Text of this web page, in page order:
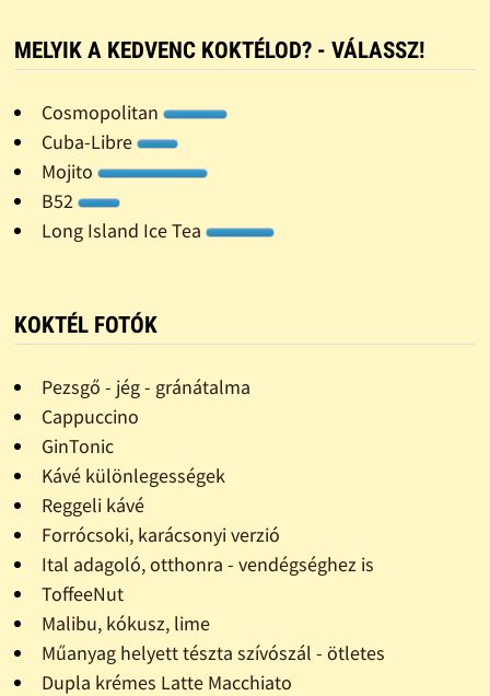
MELYIK A KEDVENC KOKTÉLOD? - VÁLASSZ!
Cosmopolitan
Cuba-Libre
Mojito
B52
Long Island Ice Tea
KOKTÉL FOTÓK
Pezsgő - jég - gránátalma
Cappuccino
GinTonic
Kávé különlegességek
Reggeli kávé
Forrócsoki, karácsonyi verzió
Ital adagoló, otthonra - vendégséghez is
ToffeeNut
Malibu, kókusz, lime
Műanyag helyett tészta szívószál - ötletes
Dupla krémes Latte Macchiato